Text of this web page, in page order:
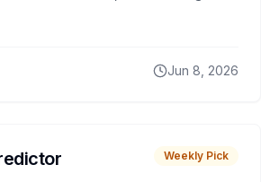
Jun 8, 2026
Weekly Pick